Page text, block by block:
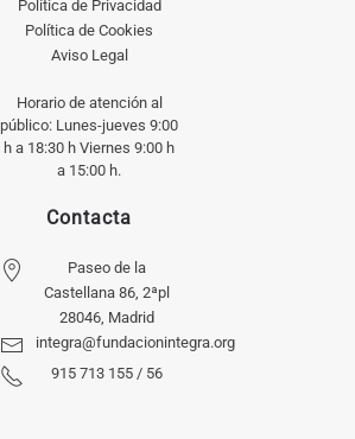
Política de Privacidad
Política de Cookies
Aviso Legal
Horario de atención al
público: Lunes-jueves 9:00
h a 18:30 h Viernes 9:00 h
a 15:00 h.
Contacta
Paseo de la
Castellana 86, 2ªpl
28046, Madrid
integra@fundacionintegra.org
915 713 155 / 56